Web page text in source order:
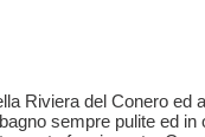
Riviera del Conero ed
sempre pulite ed in